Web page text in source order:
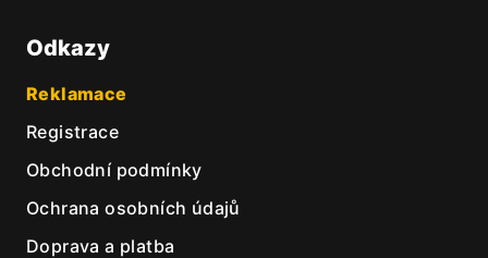
Odkazy
Reklamace
Registrace
Obchodní podmínky
Ochrana osobních údajů
Doprava a platba